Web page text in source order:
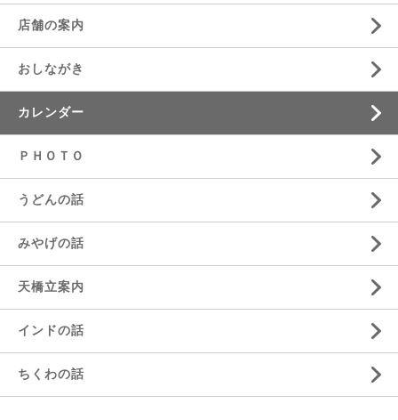
店舗の案内
おしながき
カレンダー
ＰＨＯＴＯ
うどんの話
みやげの話
天橋立案内
インドの話
ちくわの話